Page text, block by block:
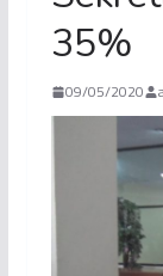
35%
09/05/2020